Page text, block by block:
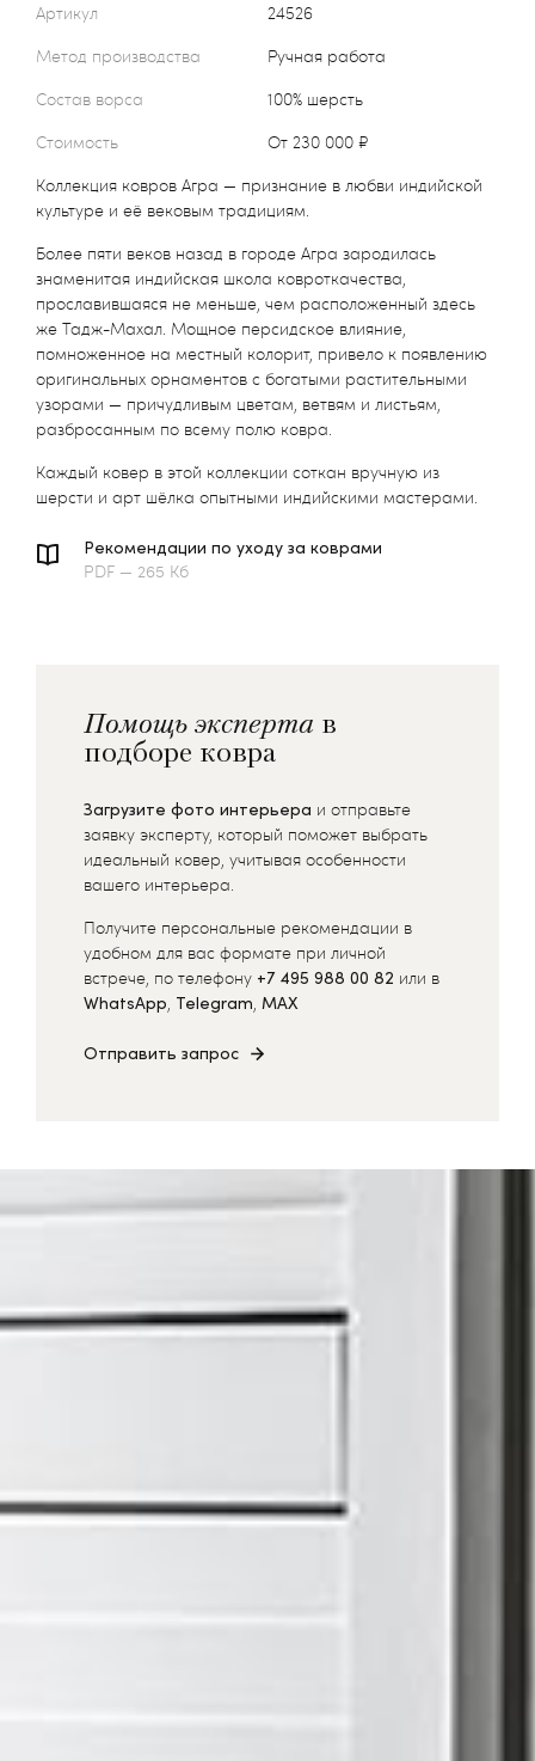
Артикул
24526
Метод производства
Ручная работа
Состав ворса
100% шерсть
Стоимость
от 230 000 ₽
Коллекция ковров Агра — признание в любви индийской
культуре и её вековым традициям.
Более пяти веков назад в городе Агра зародилась
знаменитая индийская школа ковроткачества,
прославившаяся не меньше, чем расположенный здесь
же Тадж-Махал. Мощное персидское влияние,
помноженное на местный колорит, привело к появлению
оригинальных орнаментов с богатыми растительными
узорами — причудливым цветам, ветвям и листьям,
разбросанным по всему полю ковра.
Каждый ковер в этой коллекции соткан вручную из
шерсти и арт шёлка опытными индийскими мастерами.
Рекомендации по уходу за коврами
PDF — 265 Кб
Помощь эксперта в
подборе ковра
Загрузите фото интерьера и отправьте
заявку эксперту, который поможет выбрать
идеальный ковер, учитывая особенности
вашего интерьера.
Получите персональные рекомендации в
удобном для вас формате при личной
встрече, по телефону +7 495 988 00 82 или в
WhatsApp, Telegram, MAX
Отправить запрос